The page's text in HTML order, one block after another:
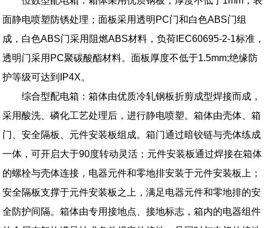
面静电喷塑防锈处理；面板采用透明PC门和白色ABS门组
成，白色ABS门采用阻燃ABS材料，负荷IEC60695-2-1标准，
透明门采用PC聚碳酸酯材料。面板厚度不低于1.5mm;绝缘防
护等级可达到IP4X。
综合型配电箱：箱体由优质冷轧钢板折剪成型焊接而成，
采用酸洗、磷化工艺处理后，进行静电喷塑。箱体由壳体、箱
门、安全隔板、元件安装板组成。箱门通过暗铰链与壳体练成
一体，可开启大于90度转动灵活；元件安装板通过焊接在箱体
的螺栓与壳体连接，电器元件和零地排安装于元件安装板上；
安全隔板支撑于元件安装板之上，满足电器元件和零地排的安
全防护间隔。箱体由专用接地点、接地标志，箱内的电器组件